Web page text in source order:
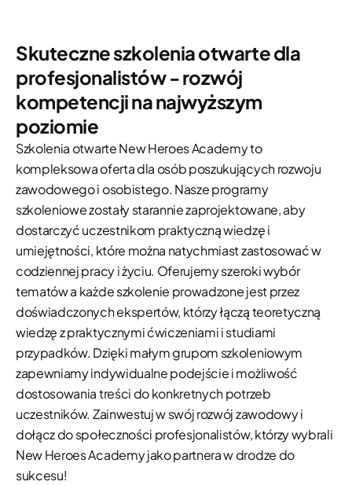
Skuteczne szkolenia otwarte dla
profesjonalistów - rozwój
kompetencji na najwyższym
poziomie
Szkolenia otwarte New Heroes Academy to
kompleksowa oferta dla osób poszukujących rozwoju
zawodowego i osobistego. Nasze programy
szkoleniowe zostały starannie zaprojektowane, aby
dostarczyć uczestnikom praktyczną wiedzę i
umiejętności, które można natychmiast zastosować w
codziennej pracy i życiu. Oferujemy szeroki wybór
tematów a każde szkolenie prowadzone jest przez
doświadczonych ekspertów, którzy łączą teoretyczną
wiedzę z praktycznymi ćwiczeniami i studiami
przypadków. Dzięki małym grupom szkoleniowym
zapewniamy indywidualne podejście i możliwość
dostosowania treści do konkretnych potrzeb
uczestników. Zainwestuj w swój rozwój zawodowy i
dołącz do społeczności profesjonalistów, którzy wybrali
New Heroes Academy jako partnera w drodze do
sukcesu!